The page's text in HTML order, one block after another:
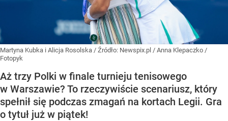
Martyna Kubka i Alicja Rosolska / Źródło: Newspix.pl / Anna Klepaczko /
Fotopyk
Aż trzy Polki w finale turnieju tenisowego
w Warszawie? To rzeczywiście scenariusz, który
spełnił się podczas zmagań na kortach Legii. Gra
o tytuł już w piątek!